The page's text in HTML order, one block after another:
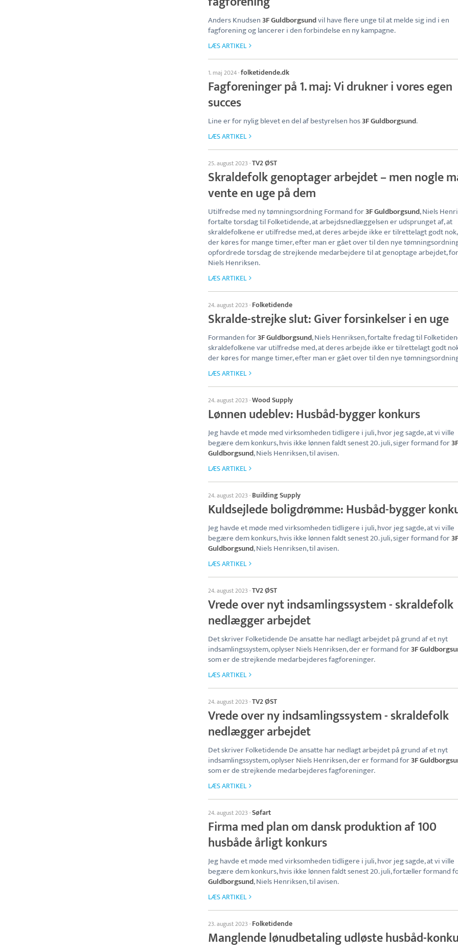
Anders Knudsen3F Guldborgsundvil have flere unge til at melde sig ind i en
fagforening og lancerer i den forbindelse en ny kampagne.
LÆS ARTIKEL
1. maj 2024·folketidende.dk
Fagforeninger på 1. maj: Vi drukner i vores egen
succes
Line er for nylig blevet en del af bestyrelsen hos3F Guldborgsund.
LÆS ARTIKEL
25. august 2023 ·TV2 ØST
Skraldefolk genoptager arbejdet – men nogle
vente en uge på dem
Utilfredse med ny tømningsordning Formand for3F Guldborgsund, Niels
fortalte torsdag til Folketidende, at arbejdsnedlæggelsen er udsprunget af, at
skraldefolkene er utilfredse med, at deres arbejde ikke er tilrettelagt godt
der køres for mange timer, efter man er gået over til den nye
opfordrede torsdag de strejkende medarbejdere til at genoptage arbejdet,
Niels Henriksen.
LÆS ARTIKEL
24. august 2023 · Folketidende
Skralde-strejke slut: Giver forsinkelser i en uge
Formanden for3F Guldborgsund, Niels Henriksen, fortalte fredag til
skraldefolkene var utilfredse med, at deres arbejde ikke er tilrettelagt godt
der køres for mange timer, efter man er gået over til den nye
LÆS ARTIKEL
24. august 2023 ·Wood Supply
Lønnen udeblev: Husbåd-bygger konkurs
Jeg havde et møde med virksomheden tidligere i juli, hvor jeg sagde, at vi ville
begære dem konkurs, hvis ikke lønnen faldt senest 20. juli, siger formand for3F
Guldborgsund, Niels Henriksen, til avisen.
LÆS ARTIKEL
24. august 2023 · Building Supply
Kuldsejlede boligdrømme: Husbåd-bygger
Jeg havde et møde med virksomheden tidligere i juli, hvor jeg sagde, at vi ville
begære dem konkurs, hvis ikke lønnen faldt senest 20. juli, siger formand for3F
Guldborgsund, Niels Henriksen, til avisen.
LÆS ARTIKEL
24. august 2023 ·TV2 ØST
Vrede over nyt indsamlingssystem - skraldefolk
nedlægger arbejdet
Det skriver Folketidende De ansatte har nedlagt arbejdet på grund af et nyt
indsamlingssystem, oplyser Niels Henriksen, der er formand for3F
som er de strejkende medarbejderes fagforeninger.
LÆS ARTIKEL
24. august 2023 ·TV2 ØST
Vrede over ny indsamlingssystem - skraldefolk
nedlægger arbejdet
Det skriver Folketidende De ansatte har nedlagt arbejdet på grund af et nyt
indsamlingssystem, oplyser Niels Henriksen, der er formand for3F
som er de strejkende medarbejderes fagforeninger.
LÆS ARTIKEL
24. august 2023 ·Søfart
Firma med plan om dansk produktion af 100
husbåde årligt konkurs
Jeg havde et møde med virksomheden tidligere i juli, hvor jeg sagde, at vi ville
begære dem konkurs, hvis ikke lønnen faldt senest 20. juli, fortæller formand
Guldborgsund, Niels Henriksen, til avisen.
LÆS ARTIKEL
23. august 2023 · Folketidende
Manglende lønudbetaling udløste husbåd-